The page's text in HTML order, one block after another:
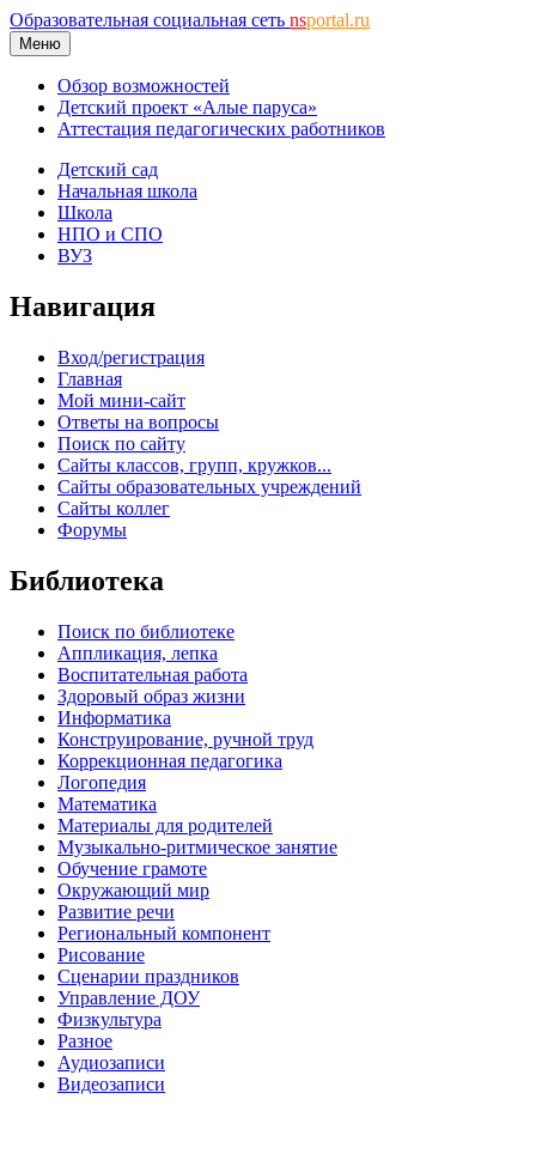
Образовательная социальная сеть nsportal.ru
Меню
Обзор возможностей
Детский проект «Алые паруса»
Аттестация педагогических работников
Детский сад
Начальная школа
Школа
НПО и СПО
ВУЗ
Навигация
Вход/регистрация
Главная
Мой мини-сайт
Ответы на вопросы
Поиск по сайту
Сайты классов, групп, кружков...
Сайты образовательных учреждений
Сайты коллег
Форумы
Библиотека
Поиск по библиотеке
Аппликация, лепка
Воспитательная работа
Здоровый образ жизни
Информатика
Конструирование, ручной труд
Коррекционная педагогика
Логопедия
Математика
Материалы для родителей
Музыкально-ритмическое занятие
Обучение грамоте
Окружающий мир
Развитие речи
Региональный компонент
Рисование
Сценарии праздников
Управление ДОУ
Физкультура
Разное
Аудиозаписи
Видеозаписи